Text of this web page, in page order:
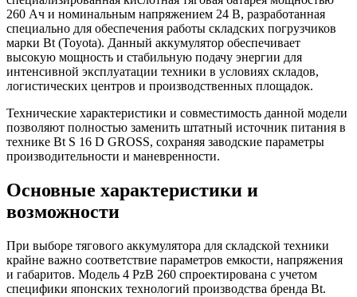
260 Ач и номинальным напряжением 24 В, разработанная
специально для обеспечения работы складских погрузчиков
марки Bt (Toyota). Данный аккумулятор обеспечивает
высокую мощность и стабильную подачу энергии для
интенсивной эксплуатации техники в условиях складов,
логистических центров и производственных площадок.
Технические характеристики и совместимость данной модели
позволяют полностью заменить штатный источник питания в
технике Bt S 16 D GROSS, сохраняя заводские параметры
производительности и маневренности.
Основные характеристики и
возможности
При выборе тягового аккумулятора для складской техники
крайне важно соответствие параметров емкости, напряжения
и габаритов. Модель 4 PzB 260 спроектирована с учетом
специфики японских технологий производства брендa Bt.